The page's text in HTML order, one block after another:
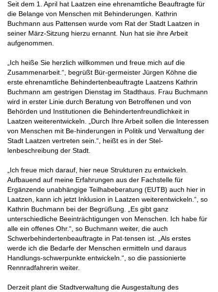
Seit dem 1. April hat Laatzen eine ehrenamtliche Beauftragte für
die Belange von Menschen mit Behinderungen. Kathrin
Buchmann aus Pattensen wurde vom Rat der Stadt Laatzen in
seiner März-Sitzung hierzu ernannt. Nun hat sie ihre Arbeit
aufgenommen.
„Ich heiße Sie herzlich willkommen und freue mich auf die
Zusammenarbeit.“, begrüßt Bür-germeister Jürgen Köhne die
erste ehrenamtliche Behindertenbeauftragte Laatzens Kathrin
Buchmann am gestrigen Dienstag im Stadthaus. Frau Buchmann
wird in erster Linie durch Beratung von Betroffenen und von
Behörden und Institutionen die Behindertenfreundlichkeit in
Laatzen weiterentwickeln. „Durch Ihre Arbeit sollen die Interessen
von Menschen mit Be-hinderungen in Politik und Verwaltung der
Stadt Laatzen vertreten sein.“, heißt es in der Stel-
lenbeschreibung der Stadt.
„Ich freue mich darauf, hier neue Strukturen zu entwickeln.
Aufbauend auf meine Erfahrungen aus der Fachstelle für
Ergänzende unabhängige Teilhabeberatung (EUTB) auch hier in
Laatzen, kann ich jetzt Inklusion in Laatzen weiterentwickeln.“, so
Kathrin Buchmann bei der Begrüßung. „Es gibt ganz
unterschiedliche Beeinträchtigungen von Menschen. Ich habe für
alle ein offenes Ohr.“, so Buchmann weiter, die auch
Schwerbehindertenbeauftragte in Pat-tensen ist. „Als erstes
werde ich die Bedarfe der Menschen ermitteln und daraus
Handlungs-schwerpunkte entwickeln.“, so die passionierte
Rennradfahrerin weiter.
Derzeit plant die Stadtverwaltung die Ausgestaltung des